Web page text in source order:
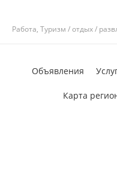
Работа, Туризм / отдых /
Объявления
Карта